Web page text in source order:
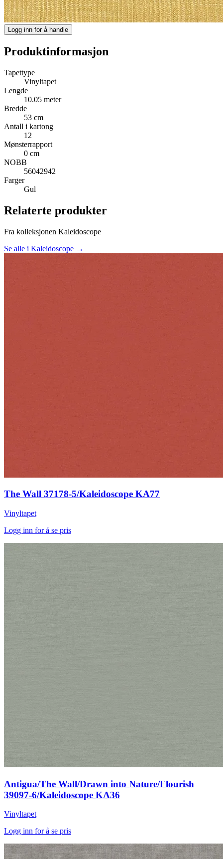
Logg inn for å handle
Produktinformasjon
Tapettype
Vinyltapet
Lengde
10.05 meter
Bredde
53 cm
Antall i kartong
12
Mønsterrapport
0 cm
NOBB
56042942
Farger
Gul
Relaterte produkter
Fra kolleksjonen Kaleidoscope
Se alle i Kaleidoscope →
The Wall 37178-5/Kaleidoscope KA77
Vinyltapet
Logg inn for å se pris
Antigua/The Wall/Drawn into Nature/Flourish
39097-6/Kaleidoscope KA36
Vinyltapet
Logg inn for å se pris